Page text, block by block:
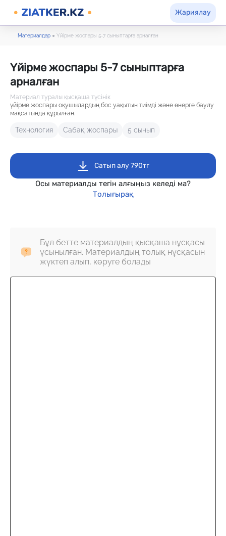
Жариялау
Материалдар ● Үйірме жоспары 5-7 сыныптарға арналған
Үйірме жоспары 5-7 сыныптарға
арналған
Материал туралы қысқаша түсінік
үйірме жоспары оқушылардың бос уақытын тиімді және өнерге баулу
мақсатында құрылған.
Технология Сабақ жоспары 5 сынып
Сатып алу 790тг
Осы материалды тегін алғыңыз келеді ма?
Толығырақ
Бұл бетте материалдың қысқаша нұсқасы
ұсынылған. Материалдың толық нұсқасын
жүктеп алып, көруге болады